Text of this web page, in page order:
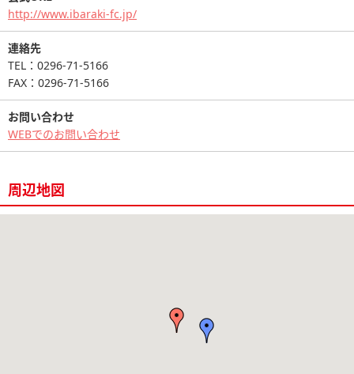
http://www.ibaraki-fc.jp/
連絡先
TEL：0296-71-5166
FAX：0296-71-5166
お問い合わせ
WEBでのお問い合わせ
周辺地図